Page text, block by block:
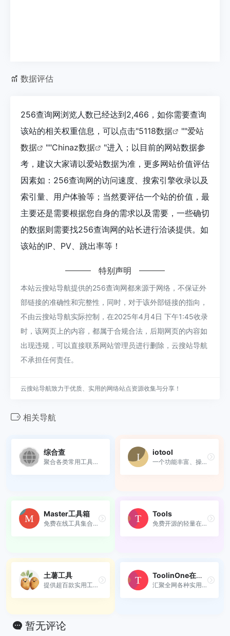
数据评估
256查询网浏览人数已经达到2,466，如你需要查询
该站的相关权重信息，可以点击"5118数据 ""爱站
数据
""Chinaz数据
"进入；以目前的网站数据参
考，建议大家请以爱站数据为准，更多网站价值评估
因素如：256查询网的访问速度、搜索引擎收录以及
索引量、用户体验等；当然要评估一个站的价值，最
主要还是需要根据您自身的需求以及需要，一些确切
的数据则需要找256查询网的站长进行洽谈提供。如
该站的IP、PV、跳出率等！
特别声明
本站云搜站导航提供的256查询网都来源于网络，不保证外
部链接的准确性和完整性，同时，对于该外部链接的指向，
不由云搜站导航实际控制，在2025年4月4日 下午1:45收录
时，该网页上的内容，都属于合规合法，后期网页的内容如
出现违规，可以直接联系网站管理员进行删除，云搜站导航
不承担任何责任。
云搜站导航致力于优质、实用的网络站点资源收集与分享！
相关导航
综合查
聚合各类常用工具微信小程序...
iotool
一个功能丰富、操作便捷的免...
Master工具箱
免费在线工具集合，提供 PDF ...
Tools
免费开源的轻量在线工具箱
土薯工具
提供超百款实用工具，涵盖生...
ToolinOne在线工具箱
汇聚全网各种实用在线工具，...
暂无评论